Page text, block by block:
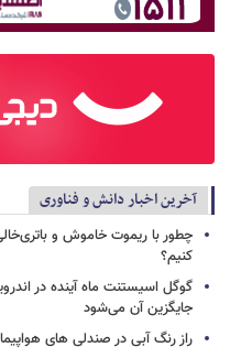
آخرین اخبار دانش و فناوری
چطور با ریموت خاموش و
کنیم؟
گوگل اسیستنت ماه آینده در
جایگزین آن می‌شود
راز رنگ آبی در صندلی های